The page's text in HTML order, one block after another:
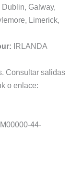
Galway,
Limerick,
IRLANDA
Consultar salidas
o enlace:
44-